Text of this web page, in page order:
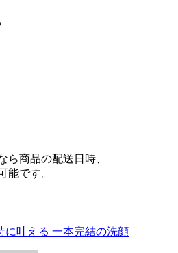
ら商品の配送日時、
能です。
に叶える 一本完結の洗顔